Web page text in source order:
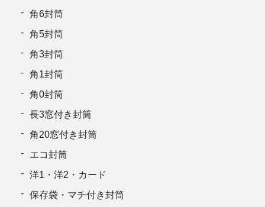
角6封筒
角5封筒
角3封筒
角1封筒
角0封筒
長3窓付き封筒
角20窓付き封筒
エコ封筒
洋1・洋2・カード
保存袋・マチ付き封筒